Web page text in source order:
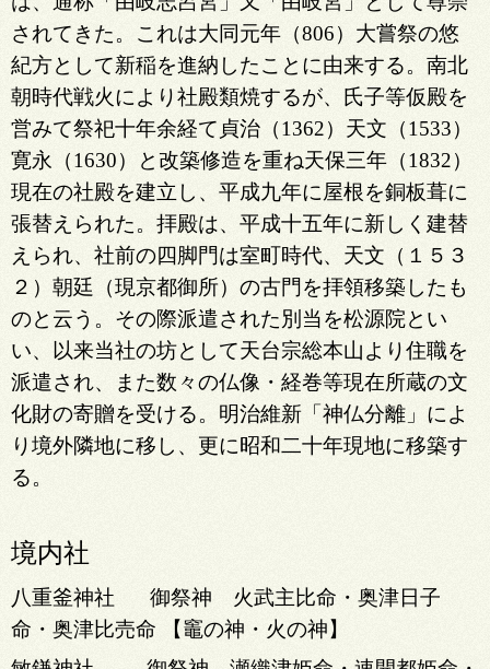
されてきた。これは大同元年（806）大嘗祭の悠
紀方として新稲を進納したことに由来する。南北
朝時代戦火により社殿類焼するが、氏子等仮殿を
営みて祭祀十年余経て貞治（1362）天文（1533）
寛永（1630）と改築修造を重ね天保三年（1832）
現在の社殿を建立し、平成九年に屋根を銅板葺に
張替えられた。拝殿は、平成十五年に新しく建替
えられ、社前の四脚門は室町時代、天文（１５３
２）朝廷（現京都御所）の古門を拝領移築したも
のと云う。その際派遣された別当を松源院とい
い、以来当社の坊として天台宗総本山より住職を
派遣され、また数々の仏像・経巻等現在所蔵の文
化財の寄贈を受ける。明治維新「神仏分離」によ
り境外隣地に移し、更に昭和二十年現地に移築す
る。
境内社
八重釜神社
御祭神 火武主比命・奥津日子
命・奥津比売命 【竈の神・火の神】